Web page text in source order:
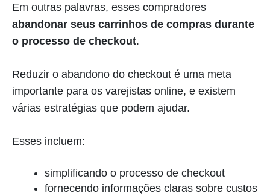
Em outras palavras, esses compradores
abandonar seus carrinhos de compras durante
o processo de checkout.
Reduzir o abandono do checkout é uma meta
importante para os varejistas online, e existem
várias estratégias que podem ajudar.
Esses incluem:
simplificando o processo de checkout
fornecendo informações claras sobre custos